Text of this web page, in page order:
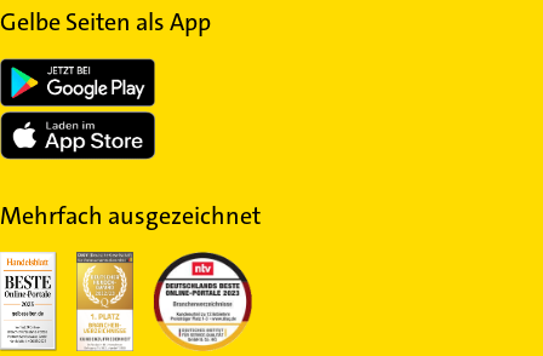
Gelbe Seiten als App
Mehrfach ausgezeichnet